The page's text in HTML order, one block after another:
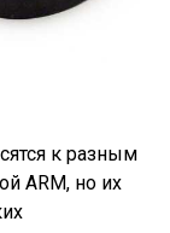
к разным
ARM, но их